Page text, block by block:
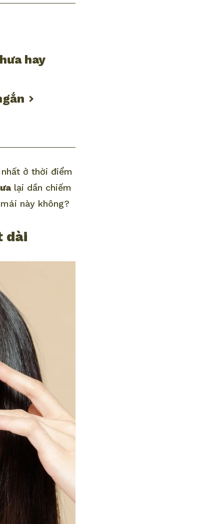
hay
ở thời điểm
lại dần chiếm
này không?
dài